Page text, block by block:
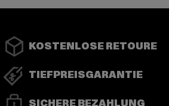
KOSTENLOSE RETOURE
TIEFPREISGARANTIE